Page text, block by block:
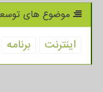
موضوع های
اینترنت برنامه